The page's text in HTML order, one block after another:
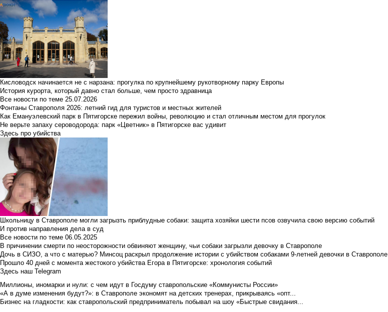
Кисловодск начинается не с нарзана: прогулка по крупнейшему рукотворному парку Европы
История курорта, который давно стал больше, чем просто здравница
Все новости по теме 25.07.2026
Фонтаны Ставрополя 2026: летний гид для туристов и местных жителей
Как Емануэлевский парк в Пятигорске пережил войны, революцию и стал отличным местом для прогулок
Не верьте запаху сероводорода: парк «Цветник» в Пятигорске вас удивит
Здесь про убийства
Школьницу в Ставрополе могли загрызть приблудные собаки: защита хозяйки шести псов озвучила свою версию событий
И против направления дела в суд
Все новости по теме 06.05.2025
В причинении смерти по неосторожности обвиняют женщину, чьи собаки загрызли девочку в Ставрополе
Дочь в СИЗО, а что с матерью? Минсоц раскрыл продолжение истории с убийством собаками 9-летней девочки в Ставрополе
Прошло 40 дней с момента жестокого убийства Егора в Пятигорске: хронология событий
Здесь наш Telegram
Миллионы, иномарки и нули: с чем идут в Госдуму ставропольские «Коммунисты России»
«А в думе изменения будут?»: в Ставрополе экономят на детских тренерах, прикрываясь «опт...
Бизнес на гладкости: как ставропольский предприниматель побывал на шоу «Быстрые свидания...